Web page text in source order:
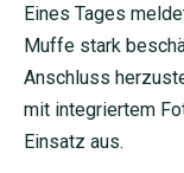
Eines Tages
Muffe stark
Anschluss
mit integriertem
Einsatz aus.